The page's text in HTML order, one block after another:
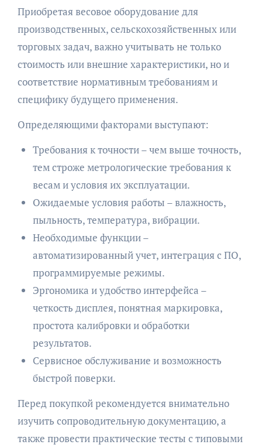
Приобретая весовое оборудование для
производственных, сельскохозяйственных или
торговых задач, важно учитывать не только
стоимость или внешние характеристики, но и
соответствие нормативным требованиям и
специфику будущего применения.
Определяющими факторами выступают:
Требования к точности – чем выше точность,
тем строже метрологические требования к
весам и условия их эксплуатации.
Ожидаемые условия работы – влажность,
пыльность, температура, вибрации.
Необходимые функции –
автоматизированный учет, интеграция с ПО,
программируемые режимы.
Эргономика и удобство интерфейса –
четкость дисплея, понятная маркировка,
простота калибровки и обработки
результатов.
Сервисное обслуживание и возможность
быстрой поверки.
Перед покупкой рекомендуется внимательно
изучить сопроводительную документацию, а
также провести практические тесты с типовыми